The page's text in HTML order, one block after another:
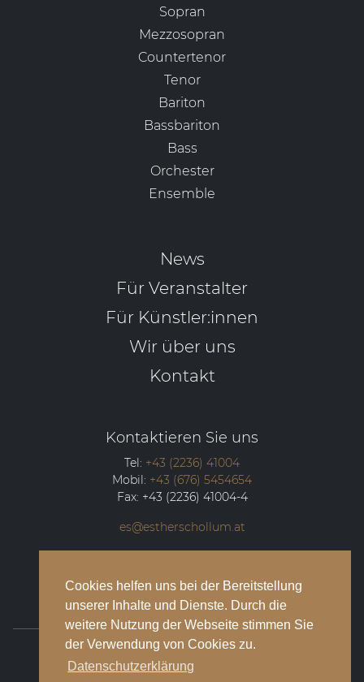
Cookies helfen uns bei der Bereitstellung
unserer Inhalte und Dienste. Durch die
weitere Nutzung der Webseite stimmen Sie
der Verwendung von Cookies zu.
Datenschutzerklärung
Sopran
Mezzosopran
Countertenor
Tenor
Bariton
Bassbariton
Bass
Orchester
Ensemble
News
Für Veranstalter
Für Künstler:innen
Wir über uns
Kontakt
Kontaktieren Sie uns
Tel: +43 (2236) 41004
Mobil: +43 (676) 5454654
Fax: +43 (2236) 41004-4
es@estherschollum.at
2340 Mödling